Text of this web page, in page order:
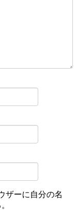
ザーに自分の名